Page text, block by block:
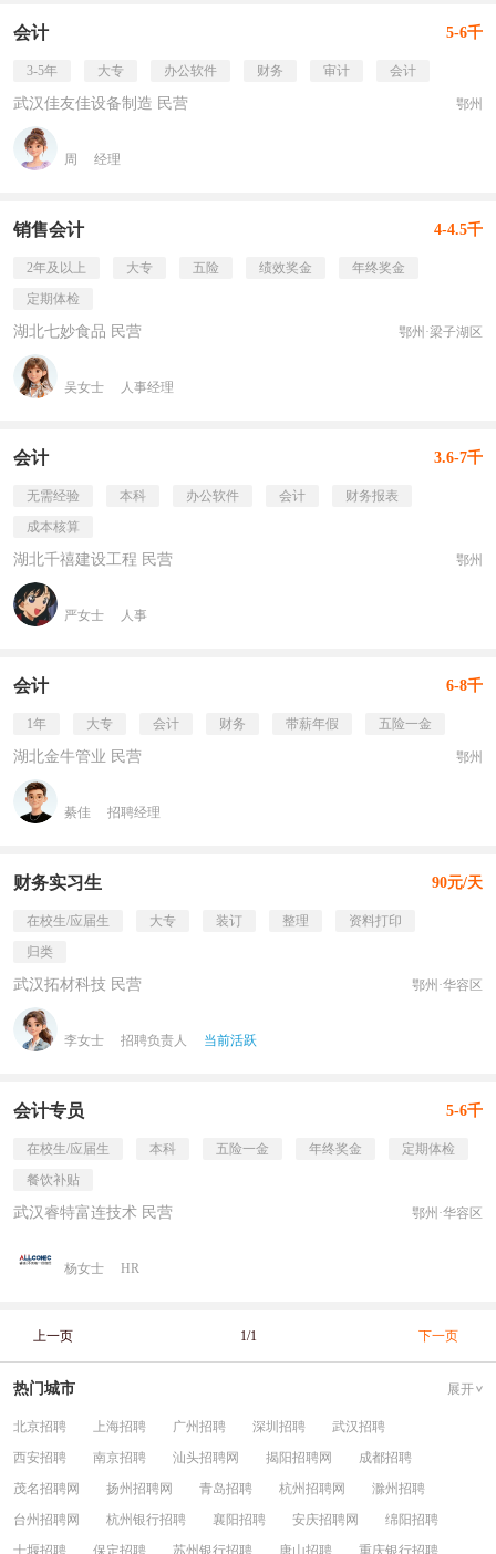
会计 5-6千
3-5年 大专 办公软件 财务 审计 会计
武汉佳友佳设备制造 民营 鄂州
周 经理
销售会计 4-4.5千
2年及以上 大专 五险 绩效奖金
年终奖金
定期体检
湖北七妙食品 民营 鄂州·梁子湖区
吴女士 人事经理
会计 3.6-7千
无需经验 本科 办公软件 会计
财务报表
成本核算
湖北千禧建设工程 民营 鄂州
严女士 人事
会计 6-8千
1年 大专 会计 财务 带薪年假 五险一金
湖北金牛管业 民营 鄂州
綦佳 招聘经理
财务实习生 90元/天
在校生/应届生 大专 装订 整理
资料打印
归类
武汉拓材科技 民营 鄂州·华容区
李女士 招聘负责人 当前活跃
会计专员 5-6千
在校生/应届生 本科 五险一金 年终奖金
定期体检
餐饮补贴
武汉睿特富连技术 民营 鄂州·华容区
杨女士 HR
上一页 1/1 下一页
热门城市 展开
北京招聘 上海招聘 广州招聘 深圳招聘
武汉招聘
西安招聘
南京招聘 汕头招聘网 揭阳招聘网
成都招聘
茂名招聘网
扬州招聘网 青岛招聘 杭州招聘网
滁州招聘
台州招聘网
杭州银行招聘 襄阳招聘 安庆招聘网
绵阳招聘
十堰招聘
保定招聘 苏州银行招聘 唐山招聘 重庆银行招聘